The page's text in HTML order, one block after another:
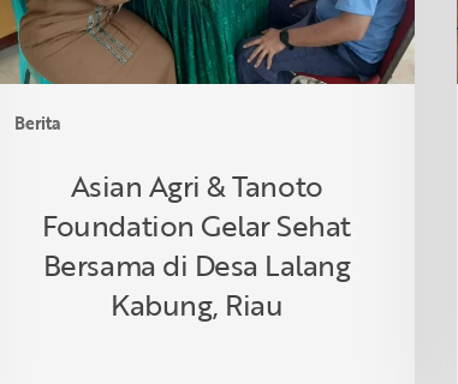
Berita
Asian Agri & Tanoto
Foundation Gelar Sehat
Bersama di Desa Lalang
Kabung, Riau